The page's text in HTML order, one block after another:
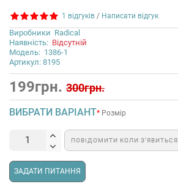
1 відгуків / Написати відгук
Виробники Radical
Наявність: Відсутній
Модель: 1386-1
Артикул: 8195
199грн. 300грн.
ВИБРАТИ ВАРІАНТ Розмір
ПОВІДОМИТИ КОЛИ З’ЯВИТЬСЯ
ЗАДАТИ ПИТАННЯ